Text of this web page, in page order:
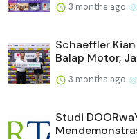
3 months ago
Schaeffler
Balap Motor,
3 months ago
Studi